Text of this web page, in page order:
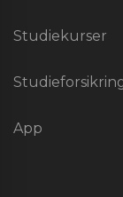
Studiekurser
App